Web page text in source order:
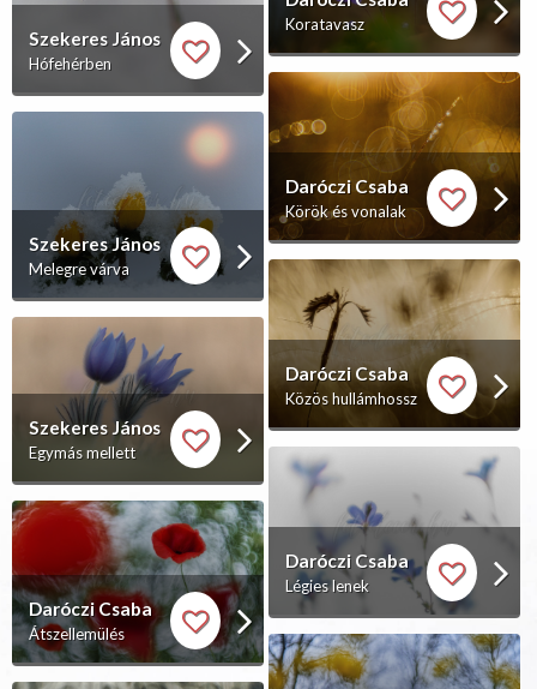
Szekeres János
Hófehérben
Szekeres János
Melegre várva
Szekeres János
Egymás mellett
Daróczi Csaba
Átszellemülés
Koratavasz
Daróczi Csaba
Körök és vonalak
Daróczi Csaba
Közös hullámhossz
Daróczi Csaba
Légies lenek